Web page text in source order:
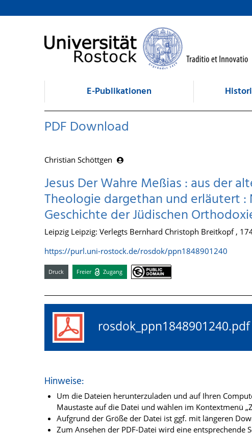
zum Inhalt
E-Publikationen
PDF Download
Christian Schöttgen
Jesus Der Wahre Meßias : aus der
Theologie dargethan und erläutert
Geschichte der Jüdischen
Leipzig Leipzig: Verlegts Bernhard Christoph Breitkopf ,
https://purl.uni-rostock.de/rosdok/ppn1848901240
Druck Freier Zugang
Hinweise:
Um die Dateien herunterzuladen und auf Ihren
Maustaste auf die Datei und wählen im Kontextmenü
Aufgrund der Größe der Datei ist ggf. mit längeren
Zum Ansehen der PDF-Datei wird eine entsprechende